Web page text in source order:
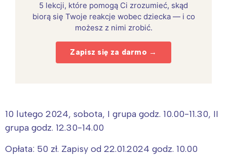
5 lekcji, które pomogą Ci zrozumieć, skąd
biorą się Twoje reakcje wobec dziecka — i co
możesz z nimi zrobić.
Zapisz się za darmo →
10 lutego 2024, sobota, I grupa godz. 10.00-11.30, II
grupa godz. 12.30-14.00
Opłata: 50 zł. Zapisy od 22.01.2024 godz. 10.00